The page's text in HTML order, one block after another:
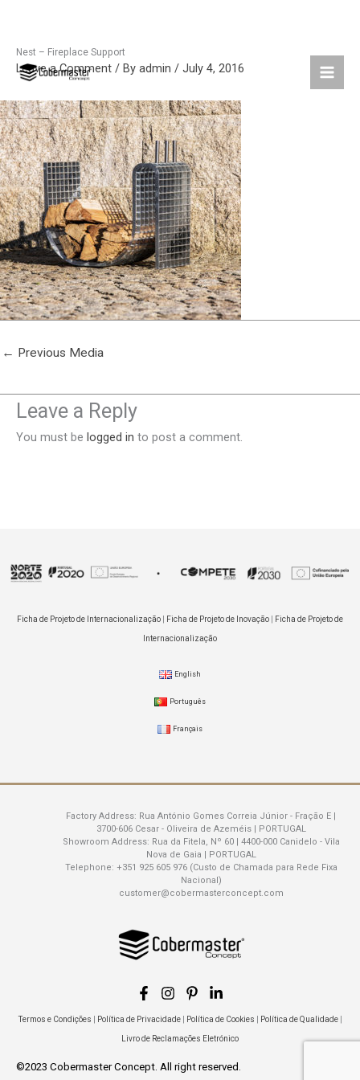
SkipNest – Fireplace Support
Leave a Comment / By admin / July 4, 2016
← Previous Media
Leave a Reply
You must be logged in to post a comment.
Ficha de Projeto de Internacionalização Ficha de Projeto de Inovação Ficha de Projeto de
Internacionalização
English
Português
Français
Factory Address: Rua António Gomes Correia Júnior - Fração E |
3700-606 Cesar - Oliveira de Azeméis | PORTUGAL
Showroom Address: Rua da Fitela, Nº 60 | 4400-000 Canidelo - Vila
Nova de Gaia | PORTUGAL
Telephone: +351 925 605 976 (Custo de Chamada para Rede Fixa
Nacional)
customer@cobermasterconcept.com
Termos e Condições Política de Privacidade| Política de Cookies Política de Qualidade|
Livro de Reclamações Eletrónico
©2023 Cobermaster Concept. All right reserved.